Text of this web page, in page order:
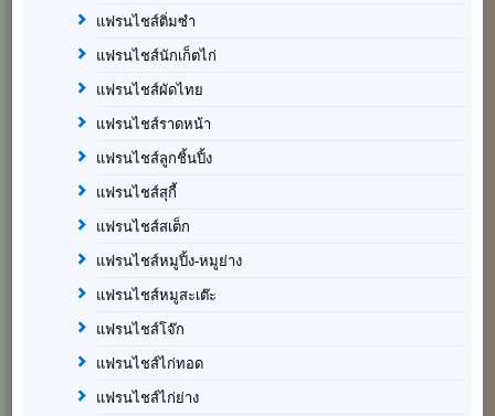
แฟรนไชส์ติ่มซำ
แฟรนไชส์นักเก็ตไก่
แฟรนไชส์ผัดไทย
แฟรนไชส์ราดหน้า
แฟรนไชส์ลูกชิ้นปิ้ง
แฟรนไชส์สุกี้
แฟรนไชส์สเต็ก
แฟรนไชส์หมูปิ้ง-หมูย่าง
แฟรนไชส์หมูสะเต๊ะ
แฟรนไชส์โจ๊ก
แฟรนไชส์ไก่ทอด
แฟรนไชส์ไก่ย่าง